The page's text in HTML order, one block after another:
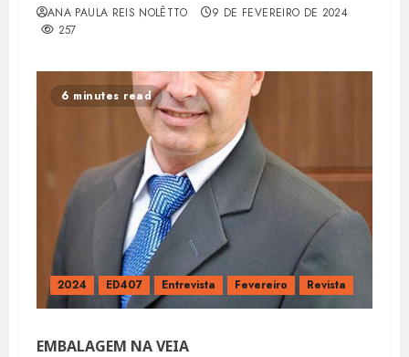
ANA PAULA REIS NOLÊTTO
9 DE FEVEREIRO DE 2024
257
6 minutes read
2024 ED407 Entrevista Fevereiro Revista
EMBALAGEM NA VEIA